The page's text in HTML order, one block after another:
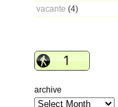
vacante (4)
archive